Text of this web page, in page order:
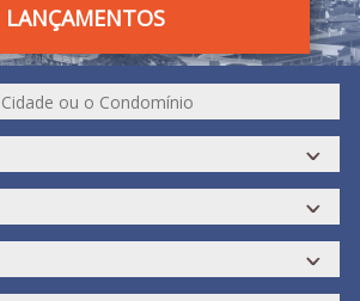
LANÇAMENTOS